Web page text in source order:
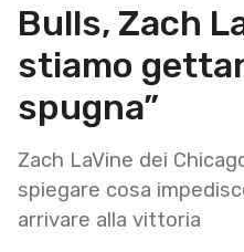
Bulls, Zach
stiamo
spugna”
Zach LaVine dei
spiegare cosa
arrivare alla vittoria